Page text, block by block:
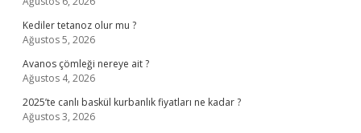
Kediler tetanoz olur mu ?
Ağustos 5, 2026
Avanos çömleği nereye ait ?
Ağustos 4, 2026
2025’te canlı baskül kurbanlık fiyatları ne kadar ?
Ağustos 3, 2026